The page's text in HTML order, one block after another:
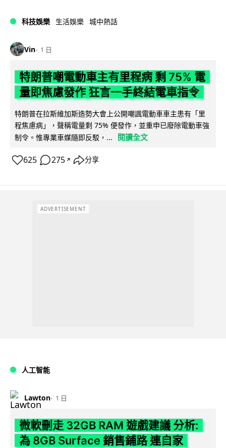
科技娛樂 生活娛樂 城中熱話
Vin 1 日
特朗普嘲電動車主有里程病 剩 75% 電
量即焦慮發作 狂言一手終結電車指令
特朗普在拉斯維加斯造勢大會上公開嘲諷電動車車主患有「里
程焦慮病」，聲稱電量剩 75% 便發作，並重申已廢除電動車強
制令。惟專業車媒隨即反駁，...
閱讀全文
625 275 ↗ 分享
ADVERTISEMENT
人工智能
Lawton 1 日
微軟刪走 32GB RAM 遊戲建議 分析:
為 8GB Surface 銷售鋪路 連自家